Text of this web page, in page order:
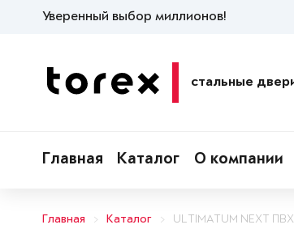
Уверенный выбор миллионов!
стальные
Главная Каталог О компании
Главная Каталог ULTIMATUM NEXT